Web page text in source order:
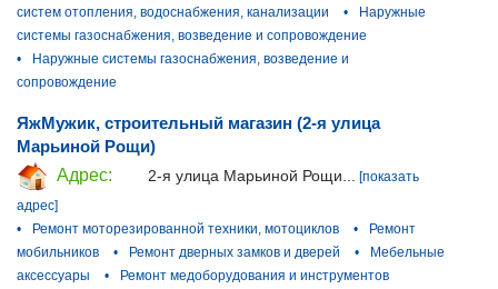
систем отопления, водоснабжения, канализации
•
Наружные
системы газоснабжения, возведение и сопровождение
•
Наружные системы газоснабжения, возведение и
сопровождение
ЯжМужик, строительный магазин (2-я улица
Марьиной Рощи)
Адрес:
2-я улица Марьиной Рощи...
[показать
адрес]
•
Ремонт моторезированной техники, мотоциклов •
Ремонт
мобильников
• Ремонт дверных замков и дверей •
Мебельные
аксессуары
•
Ремонт медоборудования и инструментов